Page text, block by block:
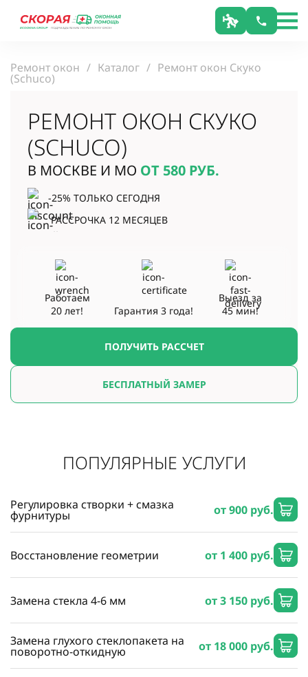
Ремонт окон Каталог Ремонт окон Скуко
(Schuco)
РЕМОНТ ОКОН СКУКО
(SCHUCO)
В МОСКВЕ И МО ОТ 580 РУБ.
-25% ТОЛЬКО СЕГОДНЯ
РАССРОЧКА 12 МЕСЯЦЕВ
ПОЛУЧИТЬ РАССЧЕТ
БЕСПЛАТНЫЙ ЗАМЕР
Работаем
20 лет!
Гарантия3 года!
Выезд за
45 мин!
ПОПУЛЯРНЫЕ УСЛУГИ
Регулировка створки + смазка
фурнитуры от 900 руб.
Восстановление геометрии от 1 400 руб.
Замена стекла 4-6 мм от 3 150 руб.
Замена глухого стеклопакета на
поворотно-откидную от 18 000 руб.